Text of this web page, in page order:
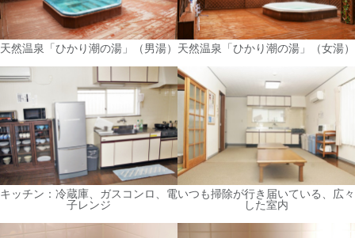
天然温泉「ひかり潮の湯」（男湯） 天然温泉「ひかり潮の湯」（女湯）
キッチン：冷蔵庫、ガスコンロ、電
子レンジ
いつも掃除が行き届いている、広々
した室内